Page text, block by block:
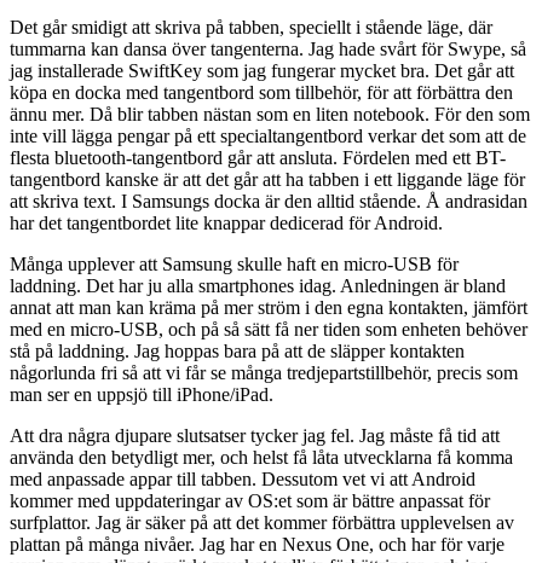
Det går smidigt att skriva på tabben, speciellt i stående läge, där
tummarna kan dansa över tangenterna. Jag hade svårt för Swype, så
jag installerade SwiftKey som jag fungerar mycket bra. Det går att
köpa en docka med tangentbord som tillbehör, för att förbättra den
ännu mer. Då blir tabben nästan som en liten notebook. För den som
inte vill lägga pengar på ett specialtangentbord verkar det som att de
flesta bluetooth-tangentbord går att ansluta. Fördelen med ett BT-
tangentbord kanske är att det går att ha tabben i ett liggande läge för
att skriva text. I Samsungs docka är den alltid stående. Å andrasidan
har det tangentbordet lite knappar dedicerad för Android.
Många upplever att Samsung skulle haft en micro-USB för
laddning. Det har ju alla smartphones idag. Anledningen är bland
annat att man kan kräma på mer ström i den egna kontakten, jämfört
med en micro-USB, och på så sätt få ner tiden som enheten behöver
stå på laddning. Jag hoppas bara på att de släpper kontakten
någorlunda fri så att vi får se många tredjepartstillbehör, precis som
man ser en uppsjö till iPhone/iPad.
Att dra några djupare slutsatser tycker jag fel. Jag måste få tid att
använda den betydligt mer, och helst få låta utvecklarna få komma
med anpassade appar till tabben. Dessutom vet vi att Android
kommer med uppdateringar av OS:et som är bättre anpassat för
surfplattor. Jag är säker på att det kommer förbättra upplevelsen av
plattan på många nivåer. Jag har en Nexus One, och har för varje